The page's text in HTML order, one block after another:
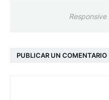
PUBLICAR UN COMENTARIO